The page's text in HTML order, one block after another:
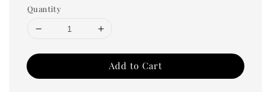
Quantity
Add to Cart